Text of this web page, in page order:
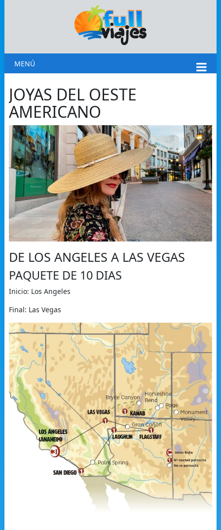
MENÚ
JOYAS DEL OESTE
AMERICANO
DE LOS ANGELES A LAS VEGAS
PAQUETE DE 10 DIAS
Inicio: Los Angeles
Final: Las Vegas